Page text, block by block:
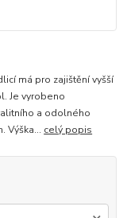
má pro zajištění vyšší
Je vyrobeno
a odolného
Výška... celý popis